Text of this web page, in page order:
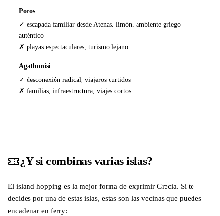
Poros
✓ escapada familiar desde Atenas, limón, ambiente griego
auténtico
✗ playas espectaculares, turismo lejano
Agathonisi
✓ desconexión radical, viajeros curtidos
✗ familias, infraestructura, viajes cortos
¿Y si combinas varias islas?
El island hopping es la mejor forma de exprimir Grecia. Si te
decides por una de estas islas, estas son las vecinas que puedes
encadenar en ferry: